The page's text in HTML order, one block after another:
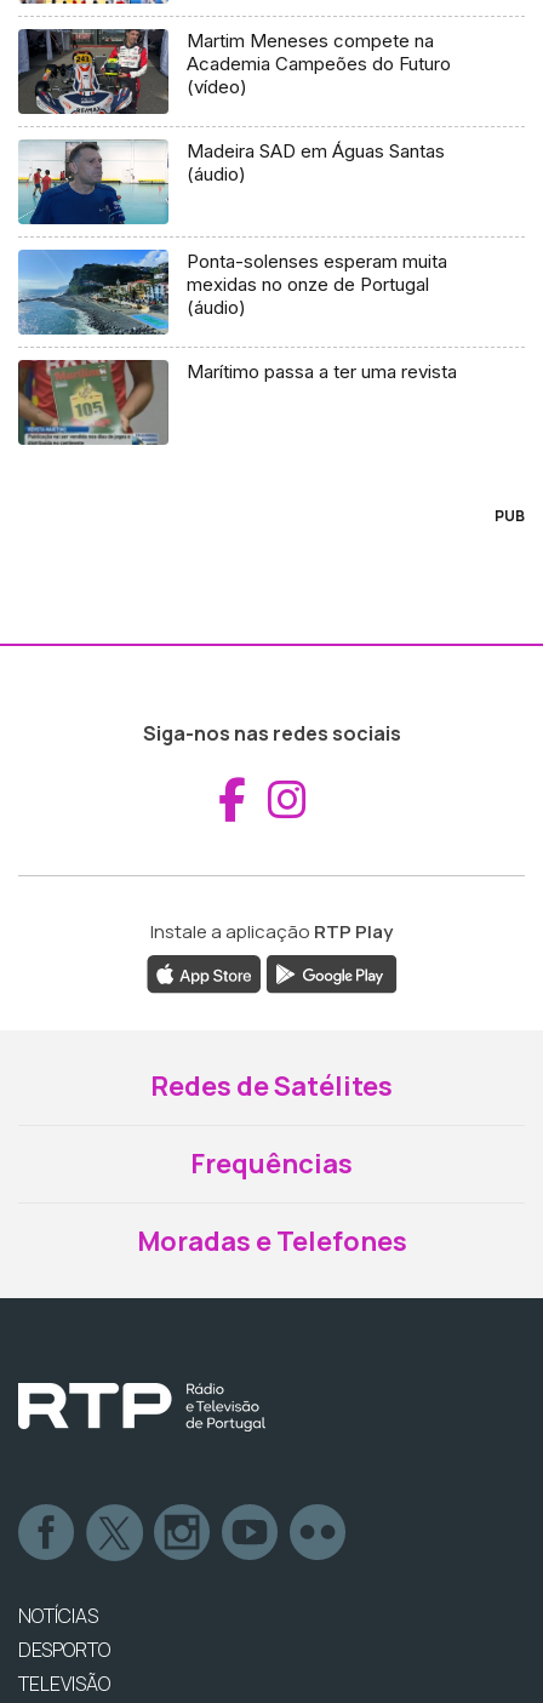
Martim Meneses compete na
Academia Campeões do Futuro
(vídeo)
Madeira SAD em Águas Santas
(áudio)
Ponta-solenses esperam muita
mexidas no onze de Portugal
(áudio)
Marítimo passa a ter uma revista
PUB
Siga-nos nas redes sociais
Aceder ao
Instale a aplicação RTP Play
Redes de Satélites
Frequências
Moradas e Telefones
NOTÍCIAS
DESPORTO
TELEVISÃO